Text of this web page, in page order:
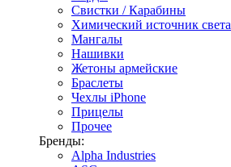
Свистки / Карабины
Химический источник света
Мангалы
Нашивки
Жетоны армейские
Браслеты
Чехлы iPhone
Прицелы
Прочее
Бренды:
Alpha Industries